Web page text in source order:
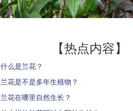
【热点内容】
什么是兰花？
兰花是不是多年生植物？
兰花在哪里自然生长？